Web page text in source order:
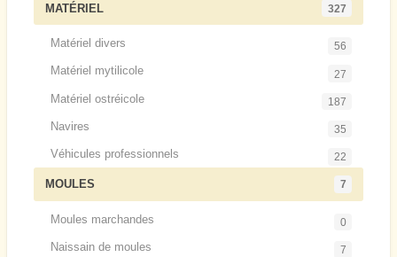
MATÉRIEL 327
Matériel divers 56
Matériel mytilicole 27
Matériel ostréicole 187
Navires 35
Véhicules professionnels 22
MOULES 7
Moules marchandes 0
Naissain de moules 7